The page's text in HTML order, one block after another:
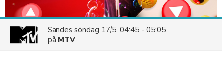
Sändes söndag 17/5, 04:45 - 05:05
på MTV